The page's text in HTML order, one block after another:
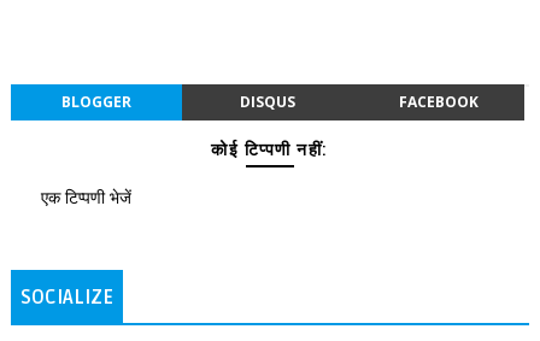
BLOGGER DISQUS FACEBOOK
कोई टिप्पणी नहीं:
एक टिप्पणी भेजें
SOCIALIZE